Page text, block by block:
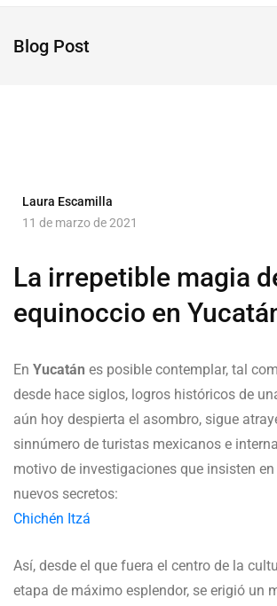
Blog Post
Laura Escamilla
11 de marzo de 2021
La irrepetible magia
equinoccio en
En Yucatán es posible contemplar, tal
desde hace siglos, logros históricos de
aún hoy despierta el asombro, sigue
sinnúmero de turistas mexicanos e
motivo de investigaciones que insisten
nuevos secretos:
Chichén Itzá
Así, desde el que fuera el centro de la
etapa de máximo esplendor, se erigió un